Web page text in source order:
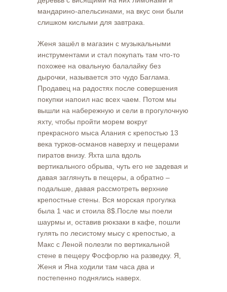
мандарино-апельсинами, на вкус они были
слишком кислыми для завтрака.
Женя зашёл в магазин с музыкальными
инструментами и стал покупать там что-то
похожее на овальную балалайку без
дырочки, называется это чудо Баглама.
Продавец на радостях после совершения
покупки напоил нас всех чаем. Потом мы
вышли на набережную и сели в прогулочную
яхту, чтобы пройти морем вокруг
прекрасного мыса Алания с крепостью 13
века турков-османов наверху и пещерами
пиратов внизу. Яхта шла вдоль
вертикального обрыва, чуть его не задевая и
давая заглянуть в пещеры, а обратно –
подальше, давая рассмотреть верхние
крепостные стены. Вся морская прогулка
была 1 час и стоила 8$.После мы поели
шаурмы и, оставив рюкзаки в кафе, пошли
гулять по лесистому мысу с крепостью, а
Макс с Леной полезли по вертикальной
стене в пещеру Фосфорлю на разведку. Я,
Женя и Яна ходили там часа два и
постепенно поднялись наверх.